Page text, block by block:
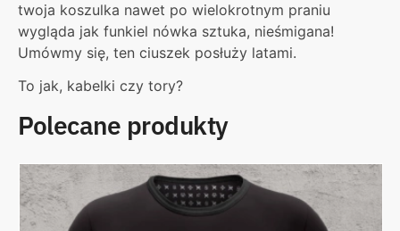
twoja koszulka nawet po wielokrotnym praniu
wygląda jak funkiel nówka sztuka, nieśmigana!
Umówmy się, ten ciuszek posłuży latami.
To jak, kabelki czy tory?
Polecane produkty